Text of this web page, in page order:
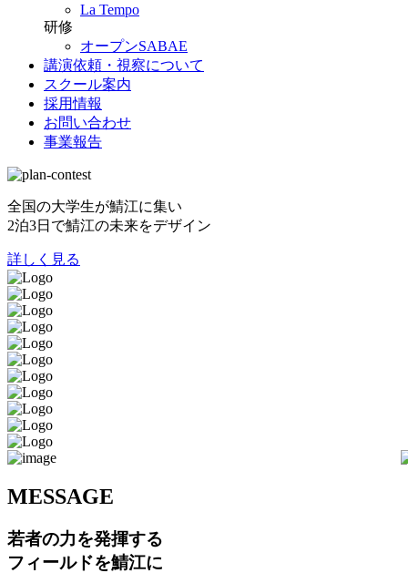
La Tempo
研修
オープンSABAE
講演依頼・視察について
スクール案内
採用情報
お問い合わせ
事業報告
全国の大学生が鯖江に集い
2泊3日で鯖江の未来をデザイン
詳しく見る
MESSAGE
若者の力を発揮する
フィールドを鯖江に